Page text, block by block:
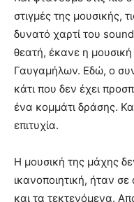
στιγμές της μουσικής,
δυνατό χαρτί του
θεατή, έκανε η
Γαυγαμήλων. Εδώ, ο
κάτι που δεν έχει
ένα κομμάτι δράσης.
επιτυχία.
Η μουσική της μάχης
ικανοποιητική, ήταν
και τα τεκτενόμενα.